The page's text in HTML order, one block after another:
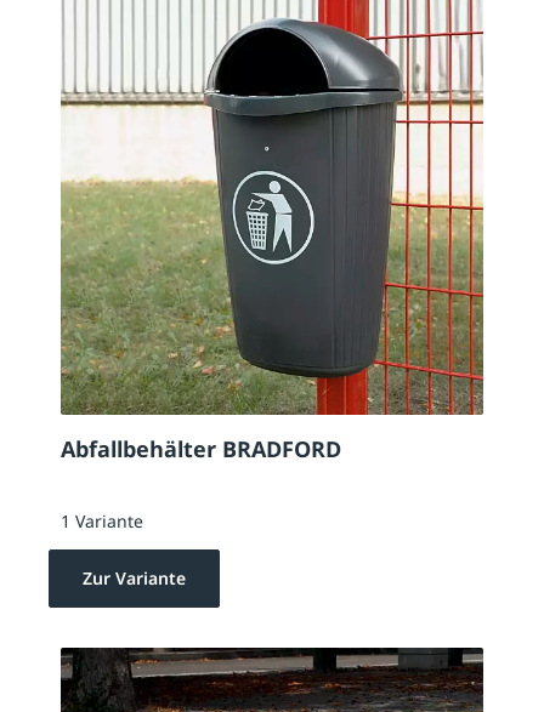
Abfallbehälter BRADFORD
1 Variante
Zur Variante